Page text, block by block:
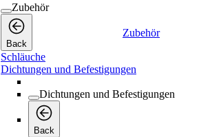
Zubehör
Back
Zubehör
Schläuche
Dichtungen und Befestigungen
Dichtungen und Befestigungen
Back